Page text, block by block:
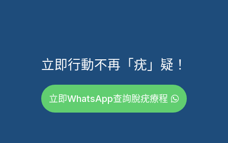
立即行動不再「疣」疑！
立即WhatsApp查詢脫疣療程